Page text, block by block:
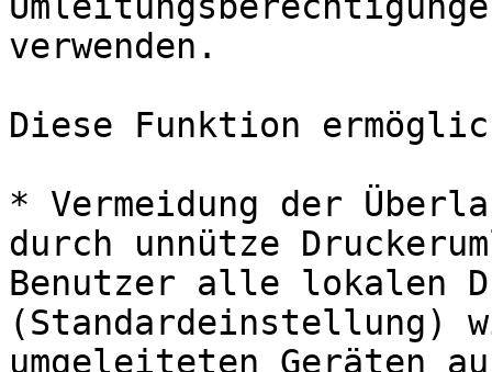
verwenden.
Diese Funktion
* Vermeidung der
durch unnütze
Benutzer alle lokalen
(Standardeinstellung)
umgeleiteten Geräten